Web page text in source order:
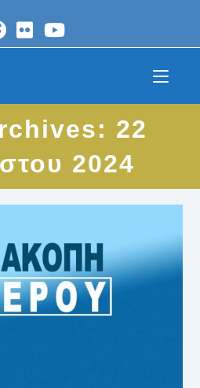
22
2024